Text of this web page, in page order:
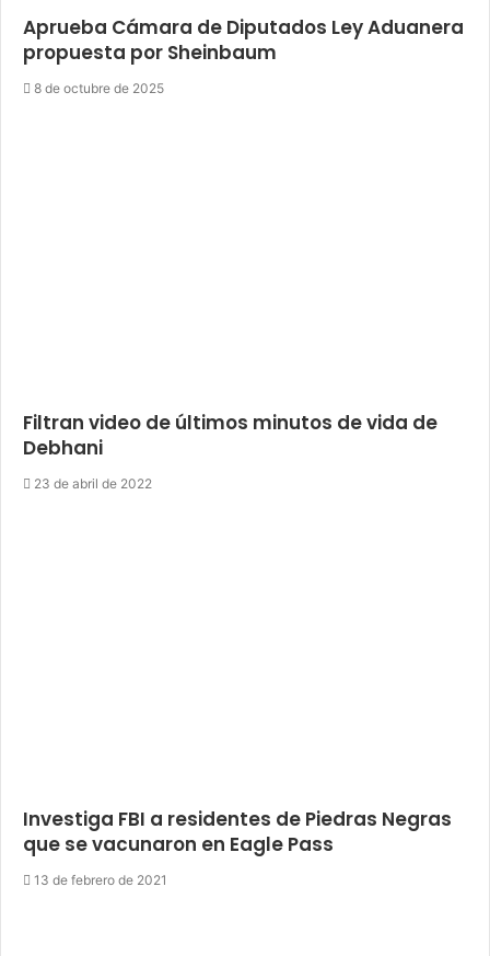
Aprueba Cámara de Diputados Ley Aduanera
propuesta por Sheinbaum
8 de octubre de 2025
Filtran video de últimos minutos de vida de
Debhani
23 de abril de 2022
Investiga FBI a residentes de Piedras Negras
que se vacunaron en Eagle Pass
13 de febrero de 2021